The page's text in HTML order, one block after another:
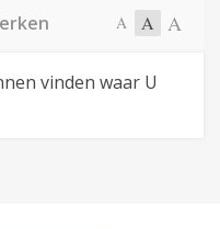
A A A
vinden waar U